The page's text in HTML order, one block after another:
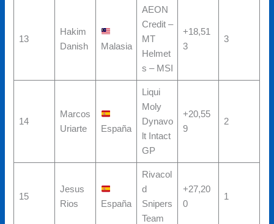
13
Hakim
Danish
Malasia
AEON
Credit –
MT
Helmet
s – MSI
+18,51
3
3
14
Marcos
Uriarte
España
Liqui
Moly
Dynavo
lt Intact
GP
+20,55
9
2
15
Jesus
Rios
España
Rivacol
d
Snipers
Team
+27,20
0
1